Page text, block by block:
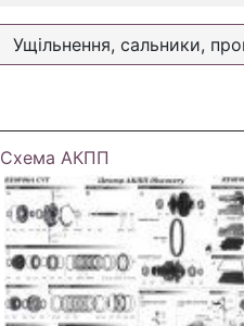
Ущільнення, сальники,
Схема АКПП